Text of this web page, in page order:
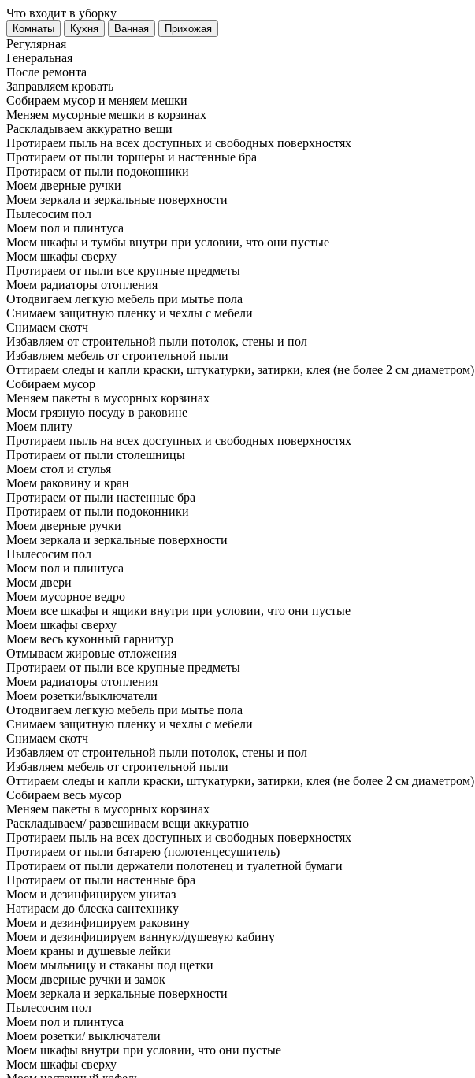
Что входит в уборку
Регу­лярная
Гене­ральная
После ремонта
Заправляем кровать
Собираем мусор и меняем мешки
Меняем мусорные мешки в корзинах
Раскладываем аккуратно вещи
Протираем пыль на всех доступных и свободных поверхностях
Протираем от пыли торшеры и настенные бра
Протираем от пыли подоконники
Моем дверные ручки
Моем зеркала и зеркальные поверхности
Пылесосим пол
Моем пол и плинтуса
Моем шкафы и тумбы внутри при условии, что они пустые
Моем шкафы сверху
Протираем от пыли все крупные предметы
Моем радиаторы отопления
Отодвигаем легкую мебель при мытье пола
Снимаем защитную пленку и чехлы с мебели
Снимаем скотч
Избавляем от строительной пыли потолок, стены и пол
Избавляем мебель от строительной пыли
Оттираем следы и капли краски, штукатурки, затирки, клея (не более 2 см диаметром)
Собираем мусор
Меняем пакеты в мусорных корзинах
Моем грязную посуду в раковине
Моем плиту
Протираем пыль на всех доступных и свободных поверхностях
Протираем от пыли столешницы
Моем стол и стулья
Моем раковину и кран
Протираем от пыли настенные бра
Протираем от пыли подоконники
Моем дверные ручки
Моем зеркала и зеркальные поверхности
Пылесосим пол
Моем пол и плинтуса
Моем двери
Моем мусорное ведро
Моем все шкафы и ящики внутри при условии, что они пустые
Моем шкафы сверху
Моем весь кухонный гарнитур
Отмываем жировые отложения
Протираем от пыли все крупные предметы
Моем радиаторы отопления
Моем розетки/выключатели
Отодвигаем легкую мебель при мытье пола
Снимаем защитную пленку и чехлы с мебели
Снимаем скотч
Избавляем от строительной пыли потолок, стены и пол
Избавляем мебель от строительной пыли
Оттираем следы и капли краски, штукатурки, затирки, клея (не более 2 см диаметром)
Собираем весь мусор
Меняем пакеты в мусорных корзинах
Раскладываем/ развешиваем вещи аккуратно
Протираем пыль на всех доступных и свободных поверхностях
Протираем от пыли батарею (полотенцесушитель)
Протираем от пыли держатели полотенец и туалетной бумаги
Протираем от пыли настенные бра
Моем и дезинфицируем унитаз
Натираем до блеска сантехнику
Моем и дезинфицируем раковину
Моем и дезинфицируем ванную/душевую кабину
Моем краны и душевые лейки
Моем мыльницу и стаканы под щетки
Моем дверные ручки и замок
Моем зеркала и зеркальные поверхности
Пылесосим пол
Моем пол и плинтуса
Моем розетки/ выключатели
Моем шкафы внутри при условии, что они пустые
Моем шкафы сверху